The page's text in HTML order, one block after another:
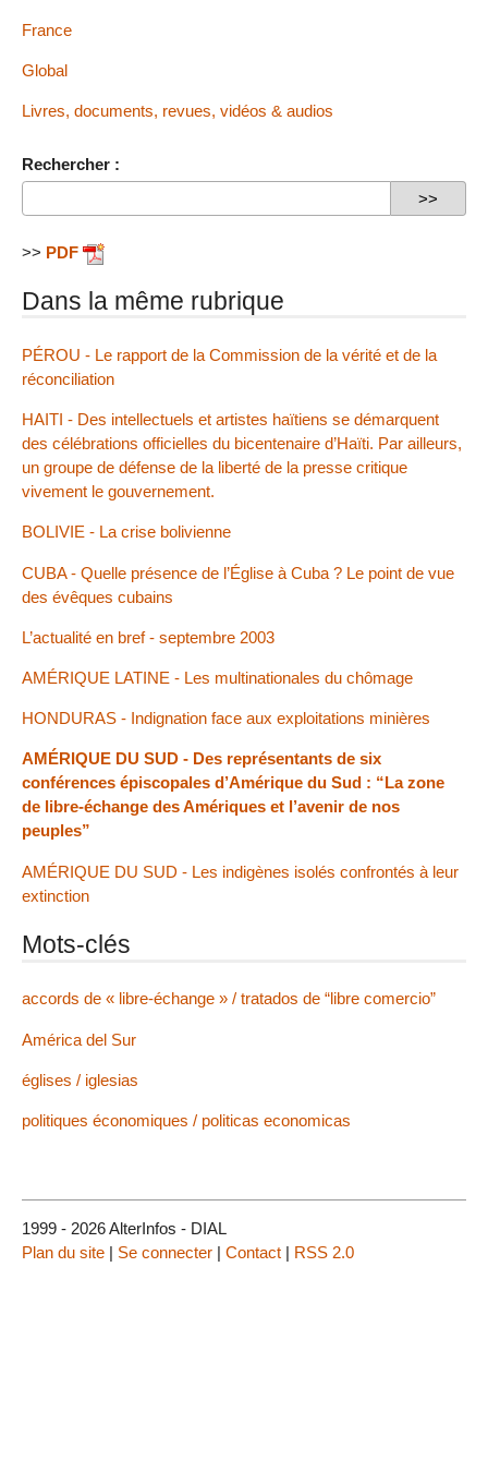
France
Global
Livres, documents, revues, vidéos & audios
Rechercher :
>> PDF
Dans la même rubrique
PÉROU - Le rapport de la Commission de la vérité et de la
réconciliation
HAITI - Des intellectuels et artistes haïtiens se démarquent
des célébrations officielles du bicentenaire d’Haïti. Par ailleurs,
un groupe de défense de la liberté de la presse critique
vivement le gouvernement.
BOLIVIE - La crise bolivienne
CUBA - Quelle présence de l’Église à Cuba ? Le point de vue
des évêques cubains
L’actualité en bref - septembre 2003
AMÉRIQUE LATINE - Les multinationales du chômage
HONDURAS - Indignation face aux exploitations minières
AMÉRIQUE DU SUD - Des représentants de six
conférences épiscopales d’Amérique du Sud : “La zone
de libre-échange des Amériques et l’avenir de nos
peuples”
AMÉRIQUE DU SUD - Les indigènes isolés confrontés à leur
extinction
Mots-clés
accords de « libre-échange » / tratados de “libre comercio”
América del Sur
églises / iglesias
politiques économiques / politicas economicas
1999 - 2026 AlterInfos - DIAL
Plan du site | Se connecter | Contact | RSS 2.0